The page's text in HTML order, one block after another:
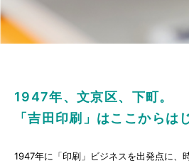
1947年、文京区、下町。
「吉田印刷」はここからは
1947年に「印刷」ビジネスを出発点に、